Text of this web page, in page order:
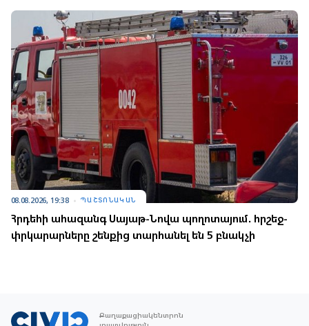
08.08.2026, 19:38 ՊԱՇՏՈՆԱԿԱՆ
Հրդեհի ահազանգ Սայաթ-Նովա պողոտայում. հրշեջ-
փրկարարները շենքից տարհանել են 5 բնակչի
Քաղաքացիակենտրոն